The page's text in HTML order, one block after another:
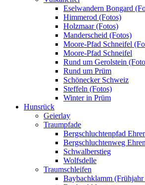
Eselwandern Bongard
Himmerod (Fotos)
Holzmaar (Fotos)
Manderscheid (Fotos)
Moore-Pfad Schneifel
Moore-Pfad Schneifel
Rund um Gerolstein
Rund um Prüm
Schönecker Schweiz
Steffeln (Fotos)
Winter in Prüm
Hunsrück
Geierlay
Traumpfade
Bergschluchtenpfad
Bergschluchtenweg
Schwalberstieg
Wolfsdelle
Traumschleifen
Baybachklamm